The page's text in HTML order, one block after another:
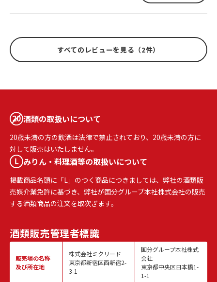
すべてのレビューを見る（2件）
酒類の取扱いについて
20歳未満の方の飲酒は法律で禁止されており、20歳未満の方に
対して販売はいたしません。
みりん・料理酒等の取扱いについて
掲載商品名頭に「L」のつく商品につきましては、弊社の酒類販
売媒介業免許に基づき、弊社が国分グループ本社株式会社の販売
する酒類商品の注文を取次ぎます。
酒類販売管理者標識
販売場の名称
及び所在地
株式会社ミクリード
東京都新宿区西新宿2-
3-1
国分グループ本社株式
会社
東京都中央区日本橋1-
1-1